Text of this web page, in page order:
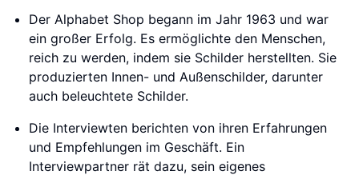
Der Alphabet Shop begann im Jahr 1963 und war
ein großer Erfolg. Es ermöglichte den Menschen,
reich zu werden, indem sie Schilder herstellten. Sie
produzierten Innen- und Außenschilder, darunter
auch beleuchtete Schilder.
Die Interviewten berichten von ihren Erfahrungen
und Empfehlungen im Geschäft. Ein
Interviewpartner rät dazu, sein eigenes